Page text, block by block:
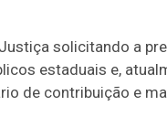
solicitando a
estaduais e,
de contribuição e